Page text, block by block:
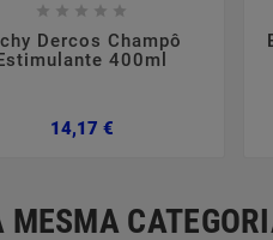
    
Dercos Champô
400ml
14,17 €Preço
MESMA